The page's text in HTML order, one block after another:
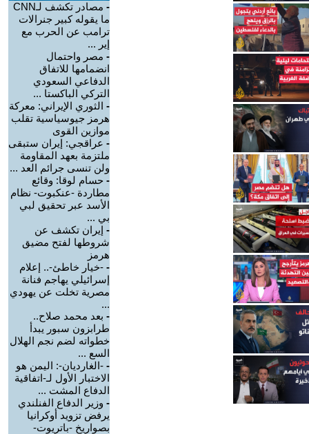
-
مصادر تكشف لـCNN
ما يقوله كبير جنرالات
ترامب عن الحرب مع
إير ...
- مصر واحتمال
انضمامها للاتفاق
الدفاعي السعودي
التركي الباكستا ...
- الثوري الإيراني: معركة
هرمز جيوسياسية تقلب
موازين القوى
- عراقجي: إيران ستبقى
ملتزمة بعهد المقاومة
ولن تنسى جرائم العد ...
- حسام لوقا: وقائع
مطاردة -عنكبوت- نظام
الأسد عبر تحقيق لبي
بي ...
- إيران تكشف عن
شروطها لفتح مضيق
هرمز
- -خيار خاطئ-.. إعلام
إسرائيلي يهاجم فنانة
مصرية تخلت عن يهودي
...
- بعد محمد صلاح..
طرابزون سبور يبدأ
خطواته لضم نجم الهلال
السع ...
- -الغارديان-: اليمن هو
الاختبار الأول لـ-اتفاقية
الدفاع المشت ...
- وزير الدفاع الفنلندي
يرفض تزويد أوكرانيا
بصواريخ -باتريوت-